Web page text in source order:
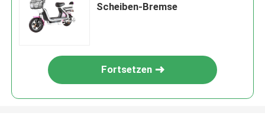
Scheiben-Bremse
Fortsetzen